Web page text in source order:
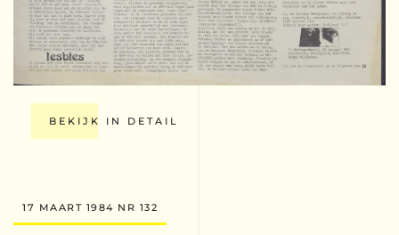
BEKIJK IN DETAIL
17 MAART 1984 NR 132